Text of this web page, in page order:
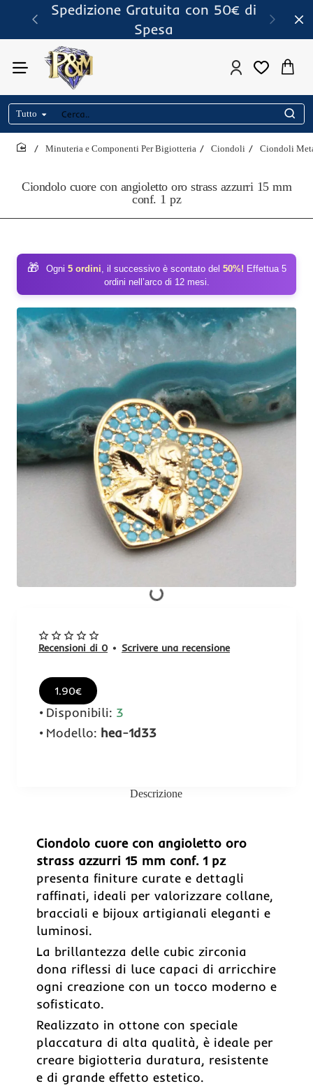
Spedizione Gratuita con 50€ di
Spesa
Tutto
Cerca..
Ciondolo cuore con angioletto oro strass azzurri 15 mm
conf. 1 pz
Minuteria e Componenti Per Bigiotteria Ciondoli Ciondoli
🎁 Ogni 5 ordini, il successivo è scontato del 50%! Effettua 5
ordini nell’arco di 12 mesi.
Recensioni di 0 • Scrivere una recensione
1.90€
Disponibili: 3
Modello: hea-1d33
Descrizione
Ciondolo cuore con angioletto oro
strass azzurri 15 mm conf. 1 pz
presenta finiture curate e dettagli
raffinati, ideali per valorizzare collane,
bracciali e bijoux artigianali eleganti e
luminosi.
La brillantezza delle cubic zirconia
dona riflessi di luce capaci di arricchire
ogni creazione con un tocco moderno e
sofisticato.
Realizzato in ottone con speciale
placcatura di alta qualità, è ideale per
creare bigiotteria duratura, resistente
e di grande effetto estetico.